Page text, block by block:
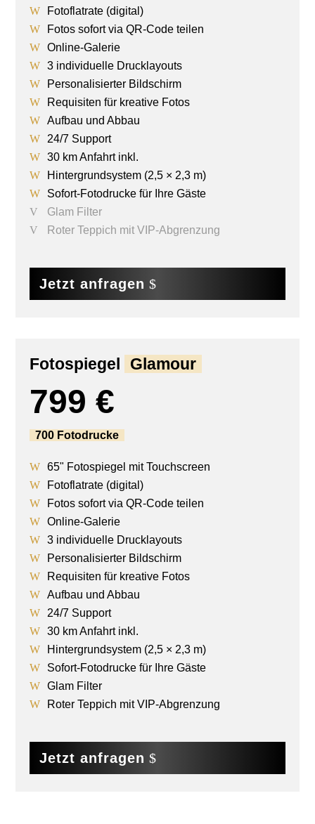
Fotoflatrate (digital)
Fotos sofort via QR-Code teilen
Online-Galerie
3 individuelle Drucklayouts
Personalisierter Bildschirm
Requisiten für kreative Fotos
Aufbau und Abbau
24/7 Support
30 km Anfahrt inkl.
Hintergrundsystem (2,5 × 2,3 m)
Sofort-Fotodrucke für Ihre Gäste
Glam Filter
Roter Teppich mit VIP-Abgrenzung
Jetzt anfragen
Fotospiegel Glamour
799 €
700 Fotodrucke
65" Fotospiegel mit Touchscreen
Fotoflatrate (digital)
Fotos sofort via QR-Code teilen
Online-Galerie
3 individuelle Drucklayouts
Personalisierter Bildschirm
Requisiten für kreative Fotos
Aufbau und Abbau
24/7 Support
30 km Anfahrt inkl.
Hintergrundsystem (2,5 × 2,3 m)
Sofort-Fotodrucke für Ihre Gäste
Glam Filter
Roter Teppich mit VIP-Abgrenzung
Jetzt anfragen